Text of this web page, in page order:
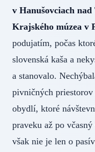
v Hanušovciach
Krajského múzea v
podujatím, počas
slovenská kaša a
a stanovalo.
pivničných
obydlí, ktoré
praveku až po
však nie je len o